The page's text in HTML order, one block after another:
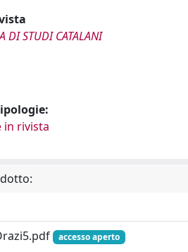
DI STUDI CATALANI
in rivista
accesso aperto